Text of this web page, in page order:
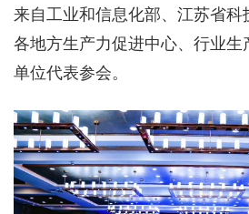
来自工业和信息化部、江苏省科
各地方生产力促进中心、行业生
单位代表参会。